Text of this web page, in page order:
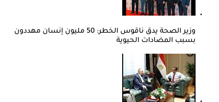
وزير الصحة يدق ناقوس الخطر: 50 مليون إنسان مهددون
بسبب المضادات الحيوية